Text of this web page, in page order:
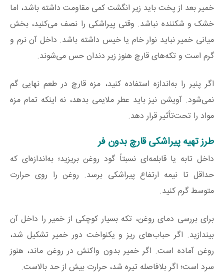
خمیر بعد از پخت باید زیر انگشت کمی مقاومت داشته باشد، اما
خشک و شکننده نباشد. وقتی پیراشکی را نصف می‌کنید، بخش
میانی خمیر نباید نوار خام یا خیس داشته باشد. داخل آن نرم و
گرم است و تکه‌های قارچ هنوز زیر دندان حس می‌شوند.
اگر پنیر را به‌اندازه استفاده کنید، مزه قارچ در طعم نهایی گم
نمی‌شود. آویشن نیز باید عطر ملایمی بدهد، نه اینکه تمام مزه
مواد را تحت‌تأثیر قرار دهد.
طرز تهیه پیراشکی قارچ بدون فر
داخل تابه یا قابلمه‌ای نسبتاً گود روغن بریزید؛ به‌اندازه‌ای که
حداقل تا نیمه ارتفاع پیراشکی برسد. روغن را روی حرارت
متوسط گرم کنید.
برای بررسی دمای روغن، تکه بسیار کوچکی از خمیر را داخل آن
بیندازید. اگر حباب‌های ریز و یکنواخت دور خمیر تشکیل شد،
روغن آماده است. اگر خمیر بدون واکنش در روغن ماند، هنوز
سرد است؛ اگر بلافاصله تیره شد، حرارت بیش از حد بالاست.